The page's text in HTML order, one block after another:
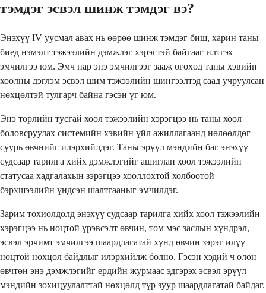
тэмдэг эсвэл шинж тэмдэг вэ?
Энэхүү IV уусмал авах нь өөрөө шинж тэмдэг биш, харин таны
биед нэмэлт тэжээлийн дэмжлэг хэрэгтэй байгааг илтгэх
эмчилгээ юм. Эмч нар энэ эмчилгээг зааж өгөхөд таны хэвийн
хоолны дэглэм эсвэл шим тэжээлийн шингээлтэд саад учруулсан
нөхцөлтэй тулгарч байна гэсэн үг юм.
Энэ төрлийн тусгай хоол тэжээлийн хэрэгцээ нь таны хоол
боловсруулах системийн хэвийн үйл ажиллагаанд нөлөөлдөг
суурь өвчнийг илэрхийлдэг. Таны эрүүл мэндийн баг энэхүү
судсаар тарилга хийх дэмжлэгийг ашиглан хоол тэжээлийн
статусаа хадгалахын зэрэгцээ хооллохтой холбоотой
бэрхшээлийн үндсэн шалтгааныг эмчилдэг.
Зарим тохиолдолд энэхүү судсаар тарилга хийх хоол тэжээлийн
хэрэгцээ нь ноцтой үрэвсэлт өвчин, том мэс заслын хүндрэл,
эсвэл эрчимт эмчилгээ шаардлагатай хүнд өвчин зэрэг илүү
ноцтой нөхцөл байдлыг илэрхийлж болно. Гэсэн хэдий ч олон
өвчтөн энэ дэмжлэгийг ердийн журмаас эдгэрэх эсвэл эрүүл
мэндийн зохицуулалттай нөхцөлд түр зуур шаардлагатай байдаг.